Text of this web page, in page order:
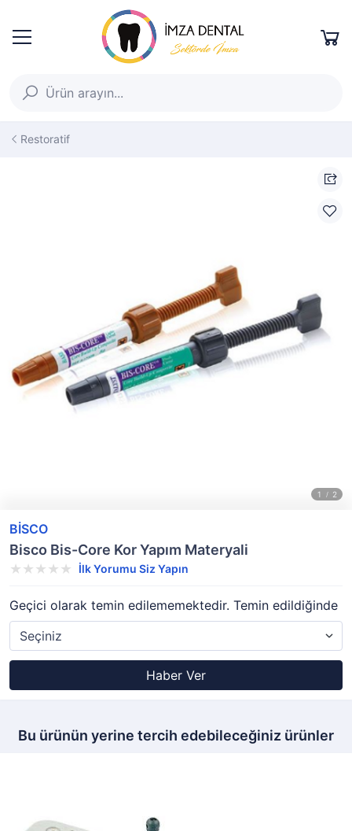
Restoratif
BİSCO
Bisco Bis-Core Kor Yapım Materyali
İlk Yorumu Siz Yapın
Geçici olarak temin edilememektedir. Temin edildiğinde
Haber Ver
Bu ürünün yerine tercih edebileceğiniz ürünler